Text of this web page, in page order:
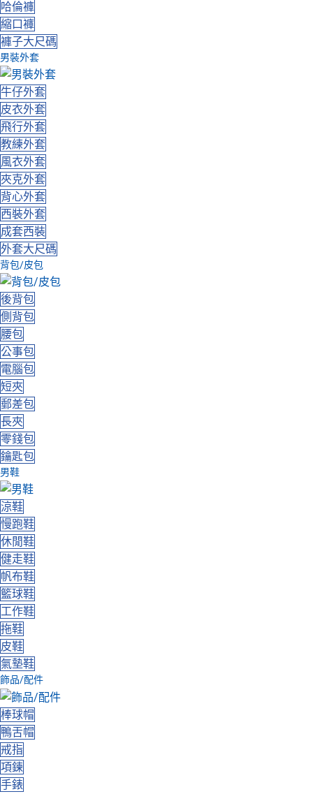
哈倫褲
縮口褲
褲子大尺碼
男裝外套
牛仔外套
皮衣外套
飛行外套
教練外套
風衣外套
夾克外套
背心外套
西裝外套
成套西裝
外套大尺碼
背包/皮包
後背包
側背包
腰包
公事包
電腦包
短夾
郵差包
長夾
零錢包
鑰匙包
男鞋
涼鞋
慢跑鞋
休閒鞋
健走鞋
帆布鞋
籃球鞋
工作鞋
拖鞋
皮鞋
氣墊鞋
飾品/配件
棒球帽
鴨舌帽
戒指
項鍊
手錶